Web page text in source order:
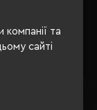
та
сайті